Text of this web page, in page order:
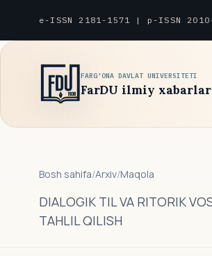
e-ISSN 2181-1571 | p-ISSN
FARG'ONA DAVLAT UNIVERSITETI
FarDU ilmiy
Bosh sahifa/Arxiv/Maqola
DIALOGIK TIL VA RITORIK
TAHLIL QILISH